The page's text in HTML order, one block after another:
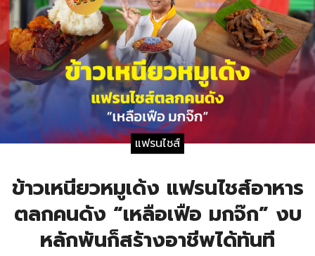
แฟรนไชส์
ข้าวเหนียวหมูเด้ง แฟรนไชส์อาหาร
ตลกคนดัง “เหลือเฟือ มกจ๊ก” งบ
หลักพันก็สร้างอาชีพได้ทันที